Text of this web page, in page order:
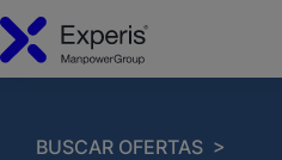
BUSCAR OFERTAS >